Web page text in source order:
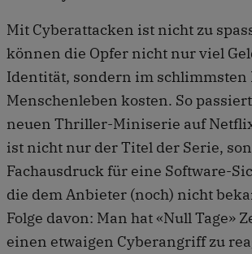
Mit Cyberattacken ist nicht zu
können die Opfer nicht nur viel
Identität, sondern im schlimmsten
Menschenleben kosten. So
neuen Thriller-Miniserie auf
ist nicht nur der Titel der Serie,
Fachausdruck für eine Software-
die dem Anbieter (noch) nicht
Folge davon: Man hat «Null Tage»
einen etwaigen Cyberangriff zu